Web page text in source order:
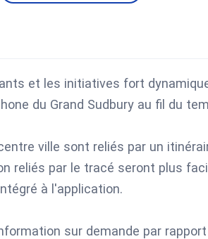
et les initiatives fort
du Grand Sudbury au fil du
ville sont reliés par un
reliés par le tracé seront plus
à l'application.
sur demande par